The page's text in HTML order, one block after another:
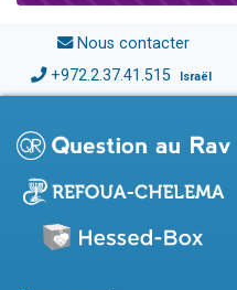
Nous contacter
+972.2.37.41.515 Israël